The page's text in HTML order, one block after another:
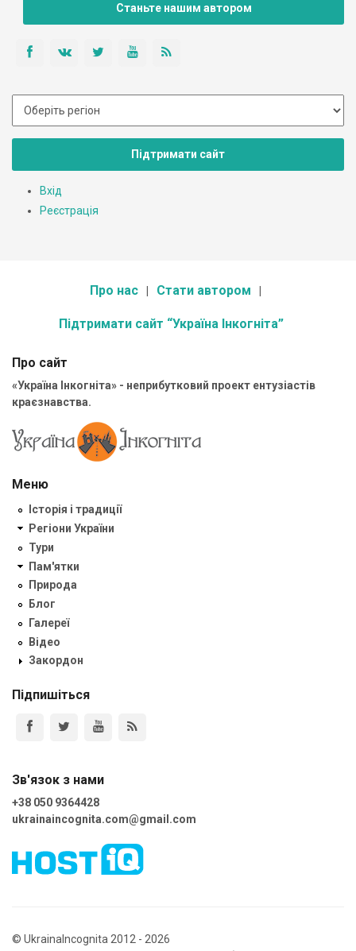
Станьте нашим автором
Підтримати сайт
Вхід
Реєстрація
Про нас Стати автором
Підтримати сайт “Україна Інкогніта”
Про сайт
«Україна Інкогніта» - неприбутковий проект ентузіастів
краєзнавства.
Меню
Історія і традиції
Регіони України
Тури
Пам'ятки
Природа
Блог
Галереї
Відео
Закордон
Підпишіться
Зв'язок з нами
+38 050 9364428
ukrainaincognita.com@gmail.com
© UkrainaIncognita 2012 - 2026